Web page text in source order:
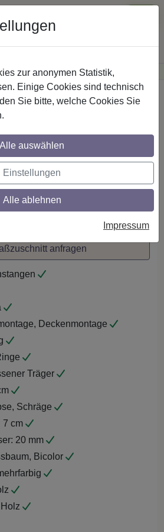
innerhalb Österreichs· Sichere Zahlung
Talena Etta 260 cm
anfragen
Deckenmontage
Träger
Schräge
7 cm
20 mm
Bicolor
Holz
zur anonymen Statistik,
Einige Cookies sind technisch
Sie bitte, welche Cookies Sie
Alle auswählen
Einstellungen
Alle ablehnen
Impressum